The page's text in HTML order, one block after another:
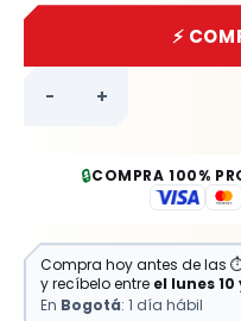
- +
⚡
🔒COMPRA 100%
Compra hoy antes de las
y recíbelo entre el lunes
En Bogotá: 1 día hábil